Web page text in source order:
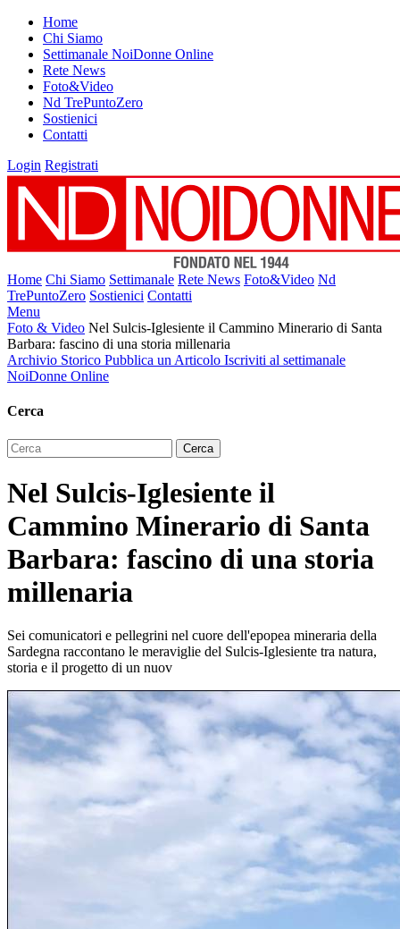
Home
Chi Siamo
Settimanale NoiDonne Online
Rete News
Foto&Video
Nd TrePuntoZero
Sostienici
Contatti
Login Registrati
Home Chi Siamo Settimanale Rete News Foto&Video Nd
TrePuntoZero Sostienici Contatti
Menu
Foto & Video Nel Sulcis-Iglesiente il Cammino Minerario di Santa
Barbara: fascino di una storia millenaria
Archivio Storico Pubblica un Articolo Iscriviti al settimanale
NoiDonne Online
Cerca
Nel Sulcis-Iglesiente il
Cammino Minerario di Santa
Barbara: fascino di una storia
millenaria
Sei comunicatori e pellegrini nel cuore dell'epopea mineraria della
Sardegna raccontano le meraviglie del Sulcis-Iglesiente tra natura,
storia e il progetto di un nuov